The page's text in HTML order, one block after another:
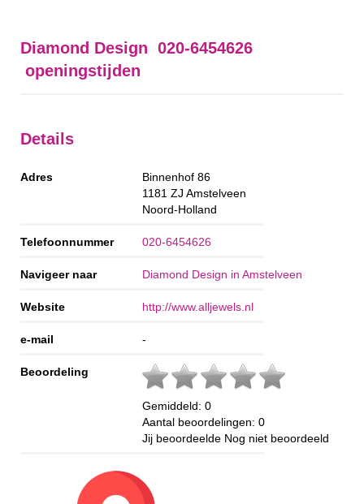
Diamond Design 020-6454626
openingstijden
Details
Adres
Binnenhof 86
1181 ZJ Amstelveen
Noord-Holland
Telefoonnummer 020-6454626
Navigeer naar Diamond Design in Amstelveen
Website http://www.alljewels.nl
e-mail -
Beoordeling
Gemiddeld: 0
Aantal beoordelingen: 0
Jij beoordeelde Nog niet beoordeeld